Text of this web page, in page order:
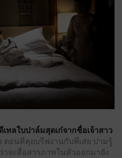
ทลใบปาล์มสุดเก๋จากชื่อเจ้าสาว
อนที่คุยบรีฟงานกับพี่เส่ย ปามรู้
าจะสื่อสารภาพในหัวออกมายัง